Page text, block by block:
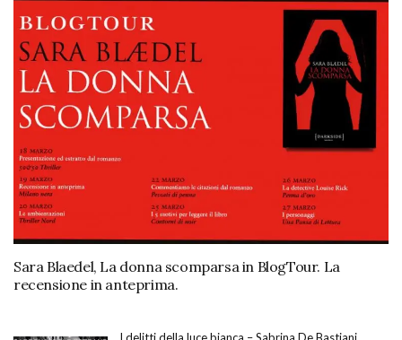
Sara Blaedel, La donna scomparsa in BlogTour. La
recensione in anteprima.